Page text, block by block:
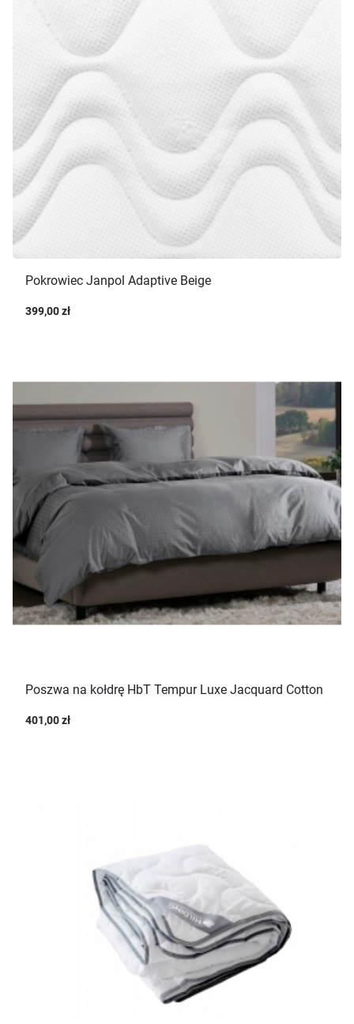
Pokrowiec Janpol Adaptive Beige
399,00 zł
Poszwa na kołdrę HbT Tempur Luxe Jacquard Cotton
401,00 zł